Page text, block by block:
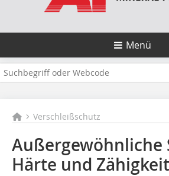
Menü
Verschleißschutz
Außergewöhnliche
Härte und Zähigkeit